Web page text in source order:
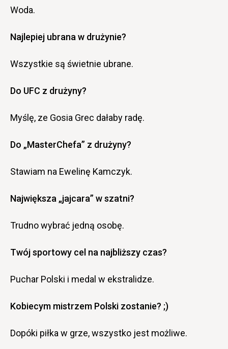
Woda.
Najlepiej ubrana w drużynie?
Wszystkie są świetnie ubrane.
Do UFC z drużyny?
Myślę, ze Gosia Grec dałaby radę.
Do „MasterChefa” z drużyny?
Stawiam na Ewelinę Kamczyk.
Największa „jajcara” w szatni?
Trudno wybrać jedną osobę.
Twój sportowy cel na najbliższy czas?
Puchar Polski i medal w ekstralidze.
Kobiecym mistrzem Polski zostanie? ;)
Dopóki piłka w grze, wszystko jest możliwe.